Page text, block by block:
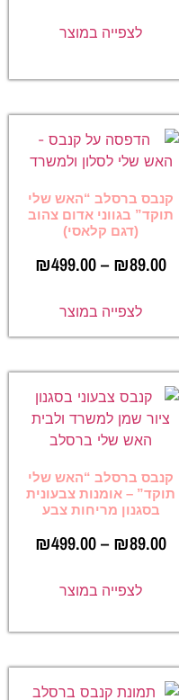
לצפייה במוצר
קנבס ברסלב “האש שלי
תוקד” בגווני אדום צהוב
(דגם קלאסי)
₪89.00
–
₪499.00
לצפייה במוצר
קנבס ברסלב “האש שלי
תוקד” – אומנות צבעונית
בסגנון מריחות צבע
₪89.00
–
₪499.00
לצפייה במוצר